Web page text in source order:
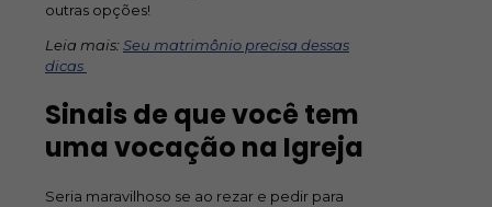
outras opções!
Leia mais:Seu matrimônio precisa dessas
dicas
Sinais de que você tem
uma vocação na Igreja
Seria maravilhoso se ao rezar e pedir para